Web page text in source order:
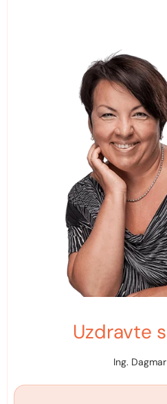
Uzdravte
Ing.